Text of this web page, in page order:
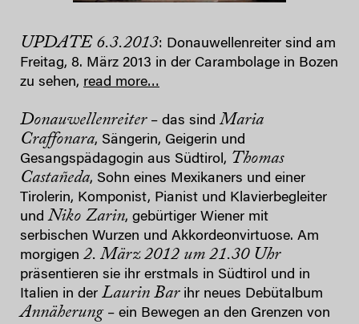
UPDATE 6.3.2013: Donauwellenreiter sind am
Freitag, 8. März 2013 in der Carambolage in Bozen
zu sehen, read more…
Donauwellenreiter– das sind Maria
Craffonara, Sängerin, Geigerin und
Gesangspädagogin aus Südtirol, Thomas
Castañeda, Sohn eines Mexikaners und einer
Tirolerin, Komponist, Pianist und Klavierbegleiter
und Niko Zarin, gebürtiger Wiener mit
serbischen Wurzen und Akkordeonvirtuose. Am
morgigen 2. März 2012 um 21.30 Uhr
präsentieren sie ihr erstmals in Südtirol und in
Italien in der Laurin Barihr neues Debütalbum
Annäherung– ein Bewegen an den Grenzen von